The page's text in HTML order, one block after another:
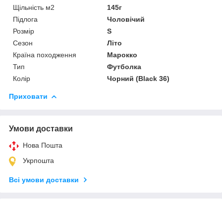
Щільність м2
145г
Підлога
Чоловічий
Розмір
S
Сезон
Літо
Країна походження
Марокко
Тип
Футболка
Колір
Чорний (Black 36)
Приховати
Умови доставки
Нова Пошта
Укрпошта
Всі умови доставки